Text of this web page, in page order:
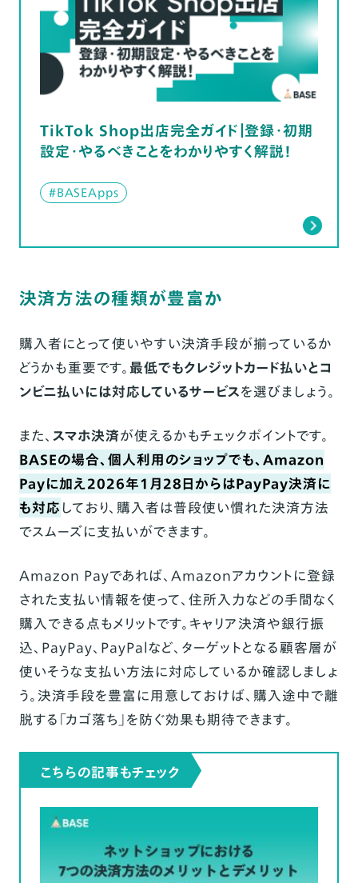
TikTok Shop出店完全ガイド｜登録・初期
設定・やるべきことをわかりやすく解説！
#BASEApps
決済方法の種類が豊富か
購入者にとって使いやすい決済手段が揃っているか
どうかも重要です。最低でもクレジットカード払いとコ
ンビニ払いには対応しているサービスを選びましょう。
また、 スマホ決済が使えるかもチェックポイントです。
BASEの場合、個人利用のショップでも、Amazon
Payに加え2026年1月28日からはPayPay決済に
も対応 しており、購入者は普段使い慣れた決済方法
でスムーズに支払いができます。
Amazon Payであれば、Amazonアカウントに登録
された支払い情報を使って、住所入力などの手間なく
購入できる点もメリットです。キャリア決済や銀行振
込、PayPay、PayPalなど、ターゲットとなる顧客層が
使いそうな支払い方法に対応しているか確認しましょ
う。決済手段を豊富に用意しておけば、購入途中で離
脱する「カゴ落ち」を防ぐ効果も期待できます。
こちらの記事もチェック